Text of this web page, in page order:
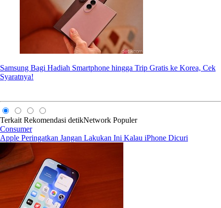
Samsung Bagi Hadiah Smartphone hingga Trip Gratis ke Korea, Cek
Syaratnya!
Terkait Rekomendasi detikNetwork Populer
Consumer
Apple Peringatkan Jangan Lakukan Ini Kalau iPhone Dicuri